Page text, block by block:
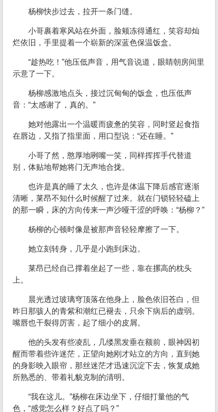
杨柳快步过去，拉开一条门缝。
小哥裹着寒风站在外面，脸颊冻得通红，笑容却灿
烂依旧，手里提着一个崭新的深蓝色保温饭盒。
“趁热吃！”他压低声音，用气音说道，眼睛朝房间里
示意了一下。
杨柳感激地点头，接过沉甸甸的饭盒，也压低声
音：“太感谢了，真的。”
她对他露出一个温暖而疲惫的笑容，同时竖起食指
在唇边，又指了指里面，用口型说：“还在睡。”
小哥了然，憨厚地咧嘴一笑，同样挥挥手代替道
别，体贴地帮她将门无声地合拢。
也许是真的睡了太久，也许是体温下降后感官逐渐
清晰，莱昂不知什么时候醒了过来。就在门锁轻轻磕上
的那一瞬，床的方向传来一声沙哑干涩的呼唤：“杨柳？”
杨柳的心顿时像是被那声音轻轻摩擦了一下。
她立刻转身，几乎是小跑到床边。
莱昂已经自己撑着坐起了一些，靠在摞高的枕头
上。
晨光透过玻璃穹顶落在他身上，脸色依旧苍白，但
昨日那骇人的青紫和潮红已褪去，只余下病后的虚弱。
嘴唇也干裂得厉害，起了细小的皮屑。
他的头发有些凌乱，几缕黑发垂在额前，眼神因初
醒而带着些许迷茫，正望向她刚才站立的方向，直到她
的身影映入眼帘，那丝迷茫才迅速沉淀下去，恢复成她
所熟悉的、带着礼貌克制的清明。
“我在这儿。”杨柳在床边坐下，仔细打量他的气
色，“感觉怎么样？好点了吗？”